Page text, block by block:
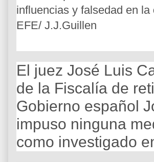
influencias y falsedad en
EFE/ J.J.Guillen
El juez José Luis
de la Fiscalía de
Gobierno español
impuso ninguna
como investigado